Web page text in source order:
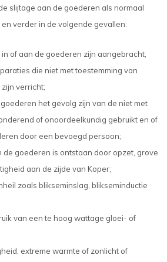
slijtage aan de goederen als normaal
verder in de volgende gevallen:
of aan de goederen zijn aangebracht,
die niet met toestemming van
verricht;
het gevolg zijn van de niet met
of onoordeelkundig gebruikt en of
door een bevoegd persoon;
de goederen is ontstaan door opzet, grove
aan de zijde van Koper;
zoals blikseminslag, blikseminductie
van een te hoog wattage gloei- of
extreme warmte of zonlicht of